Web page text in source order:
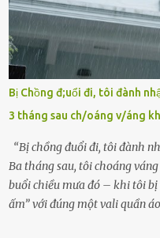
bà Đỗ Thị Nga, lập tức ra
viện cớ “không đủ khả năng
quyền giám hộ, yêu cầu
bỏ rơi. Trong khi ấy, con gái
mê man sau sinh, hoàn toàn
Thiếu úy Nguyễn Thị Mai,
tình cờ chứng kiến giây phút
hỏn, bàn tay bé xíu co quắp, ...
Bị Chồng đ;uổi đi, tôi đành
3 tháng sau ch/oáng v/áng
“Bị chồng đuổi đi, tôi đành
Ba tháng sau, tôi choáng
buổi chiều mưa đó – khi tôi
ấm” với đúng một vali quần